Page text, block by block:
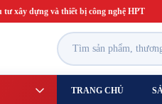
xây dựng và thiết bị công nghệ HPT
TRANG CHỦ